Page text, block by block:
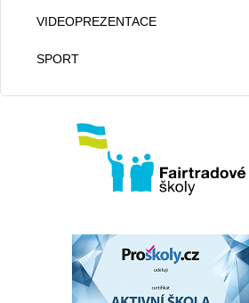
VIDEOPREZENTACE
Videa 2025/2026
Videa 2022/2023
SPORT